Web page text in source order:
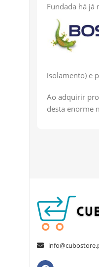
Fundada há já
isolamento) e
Ao adquirir
desta enorme